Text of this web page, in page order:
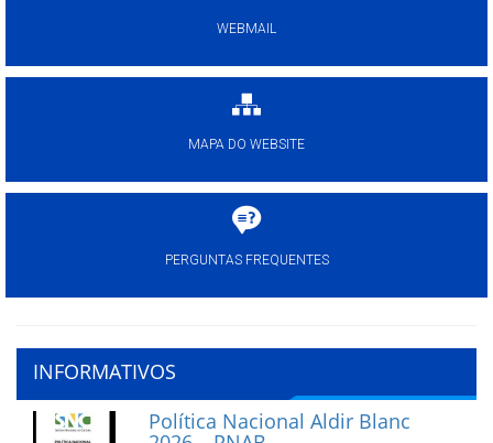
WEBMAIL
MAPA DO WEBSITE
PERGUNTAS FREQUENTES
INFORMATIVOS
Política Nacional Aldir Blanc